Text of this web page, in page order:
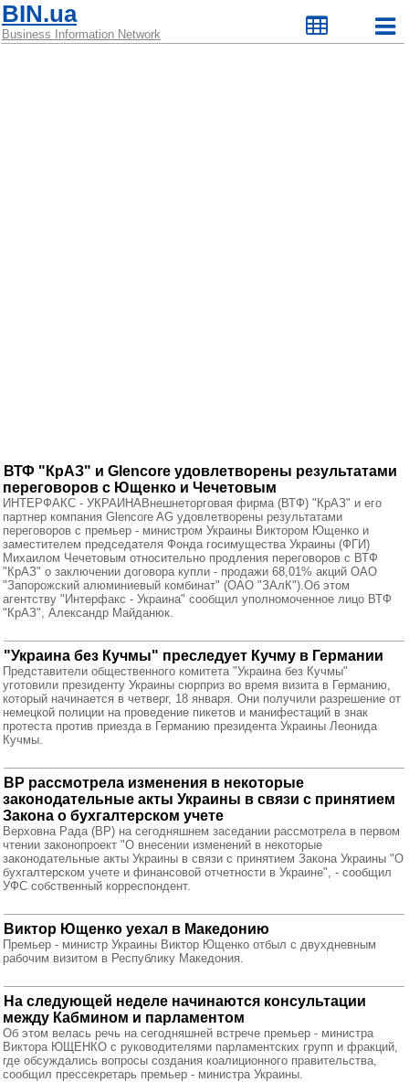
BIN.ua
Business Information Network
ВТФ "КрАЗ" и Glencore удовлетворены результатами
переговоров с Ющенко и Чечетовым
ИНТЕРФАКС - УКРАИНАВнешнеторговая фирма (ВТФ) "КрАЗ" и его
партнер компания Glencore AG удовлетворены результатами
переговоров с премьер - министром Украины Виктором Ющенко и
заместителем председателя Фонда госимущества Украины (ФГИ)
Михаилом Чечетовым относительно продления переговоров с ВТФ
"КрАЗ" о заключении договора купли - продажи 68,01% акций ОАО
"Запорожский алюминиевый комбинат" (ОАО "ЗАлК").Об этом
агентству "Интерфакс - Украина" сообщил уполномоченное лицо ВТФ
"КрАЗ", Александр Майданюк.
"Украина без Кучмы" преследует Кучму в Германии
Представители общественного комитета "Украина без Кучмы"
уготовили президенту Украины сюрприз во время визита в Германию,
который начинается в четверг, 18 января. Они получили разрешение от
немецкой полиции на проведение пикетов и манифестаций в знак
протеста против приезда в Германию президента Украины Леонида
Кучмы.
ВР рассмотрела изменения в некоторые
законодательные акты Украины в связи с принятием
Закона о бухгалтерском учете
Верховна Рада (ВР) на сегодняшнем заседании рассмотрела в первом
чтении законопроект "О внесении изменений в некоторые
законодательные акты Украины в связи с принятием Закона Украины "О
бухгалтерском учете и финансовой отчетности в Украине", - сообщил
УФС собственный корреспондент.
Виктор Ющенко уехал в Македонию
Премьер - министр Украины Виктор Ющенко отбыл с двухдневным
рабочим визитом в Республику Македония.
На следующей неделе начинаются консультации
между Кабмином и парламентом
Об этом велась речь на сегодняшней встрече премьер - министра
Виктора ЮЩЕНКО с руководителями парламентских групп и фракций,
где обсуждались вопросы создания коалиционного правительства,
сообщил прессекретарь премьер - министра Украины.